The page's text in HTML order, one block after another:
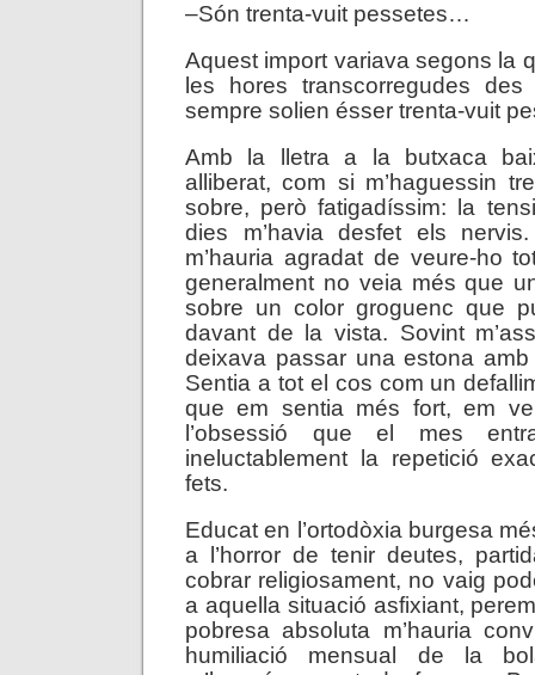
–Són trenta-vuit pessetes…
Aquest import variava segons la
les hores transcorregudes
sempre solien ésser trenta-vuit
Amb la lletra a la butxaca
alliberat, com si m’haguessin
sobre, però fatigadíssim: la
dies m’havia desfet els
m’hauria agradat de veure-ho
generalment no veia més que
sobre un color groguenc que
davant de la vista. Sovint
deixava passar una estona
Sentia a tot el cos com un
que em sentia més fort, em
l’obsessió que el mes
ineluctablement la repetició
fets.
Educat en l’ortodòxia burgesa
a l’horror de tenir deutes,
cobrar religiosament, no vaig
a aquella situació asfixiant,
pobresa absoluta m’hauria
humiliació mensual de la